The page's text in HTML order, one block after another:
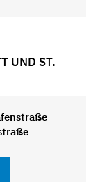
UND ST.